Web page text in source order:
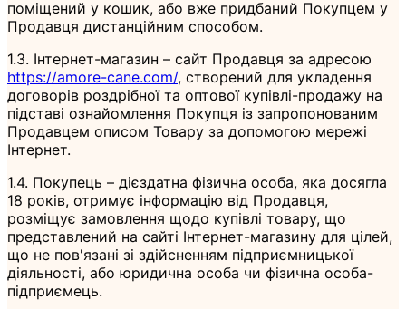
поміщений у кошик, або вже придбаний Покупцем у
Продавця дистанційним способом.
1.3. Інтернет-магазин – сайт Продавця за адресою
https://amore-cane.com/, створений для укладення
договорів роздрібної та оптової купівлі-продажу на
підставі ознайомлення Покупця із запропонованим
Продавцем описом Товару за допомогою мережі
Інтернет.
1.4. Покупець – дієздатна фізична особа, яка досягла
18 років, отримує інформацію від Продавця,
розміщує замовлення щодо купівлі товару, що
представлений на сайті Інтернет-магазину для цілей,
що не пов'язані зі здійсненням підприємницької
діяльності, або юридична особа чи фізична особа-
підприємець.